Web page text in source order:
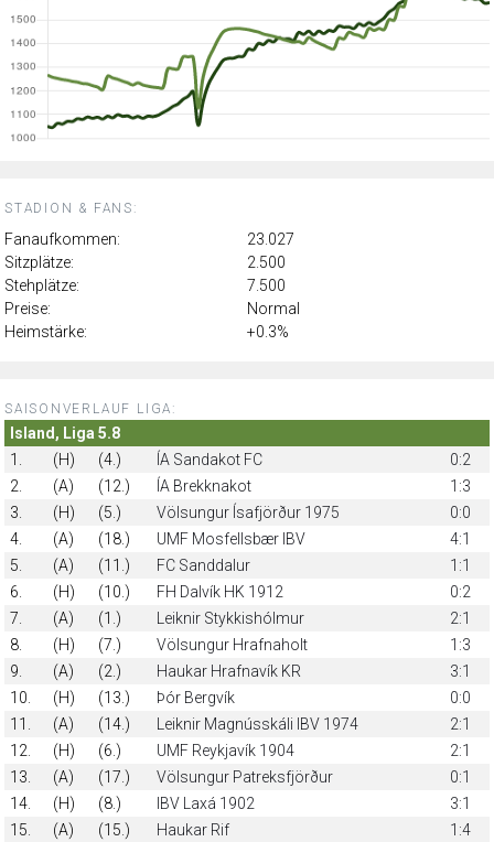
STADION & FANS:
Fanaufkommen:
23.027
Sitzplätze:
2.500
Stehplätze:
7.500
Preise:
Normal
Heimstärke:
+0.3%
SAISONVERLAUF LIGA:
Island, Liga 5.8
1.
(H) (4.) ÍA Sandakot FC
0:2
2.
(A) (12.) ÍA Brekknakot
1:3
3.
(H) (5.) Völsungur Ísafjörður 1975
0:0
4.
(A) (18.) UMF Mosfellsbær IBV
4:1
5.
(A) (11.) FC Sanddalur
1:1
6.
(H) (10.) FH Dalvík HK 1912
0:2
7.
(A) (1.) Leiknir Stykkishólmur
2:1
8.
(H) (7.) Völsungur Hrafnaholt
1:3
9.
(A) (2.) Haukar Hrafnavík KR
3:1
10.
(H) (13.) Þór Bergvík
0:0
11.
(A) (14.) Leiknir Magnússkáli IBV 1974
2:1
12.
(H) (6.) UMF Reykjavík 1904
2:1
13.
(A) (17.) Völsungur Patreksfjörður
0:1
14.
(H) (8.) IBV Laxá 1902
3:1
15.
(A) (15.) Haukar Rif
1:4